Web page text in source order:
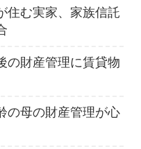
住む実家、家族信託
の財産管理に賃貸物
の母の財産管理が心